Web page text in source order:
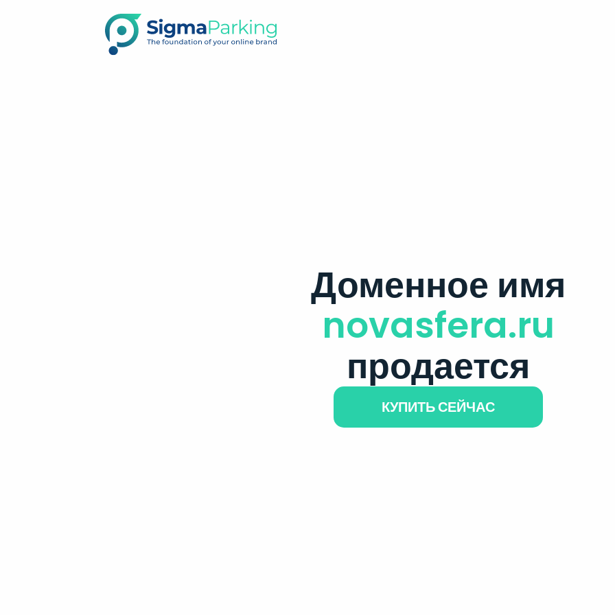
Доменное имя
novasfera.ru
продается
КУПИТЬ СЕЙЧАС